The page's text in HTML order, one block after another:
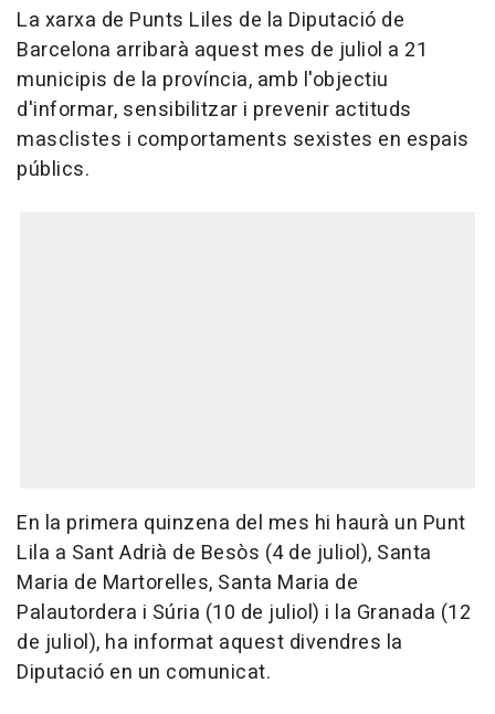
La xarxa de Punts Liles de la Diputació de
Barcelona arribarà aquest mes de juliol a 21
municipis de la província, amb l'objectiu
d'informar, sensibilitzar i prevenir actituds
masclistes i comportaments sexistes en espais
públics.
En la primera quinzena del mes hi haurà un Punt
Lila a Sant Adrià de Besòs (4 de juliol), Santa
Maria de Martorelles, Santa Maria de
Palautordera i Súria (10 de juliol) i la Granada (12
de juliol), ha informat aquest divendres la
Diputació en un comunicat.